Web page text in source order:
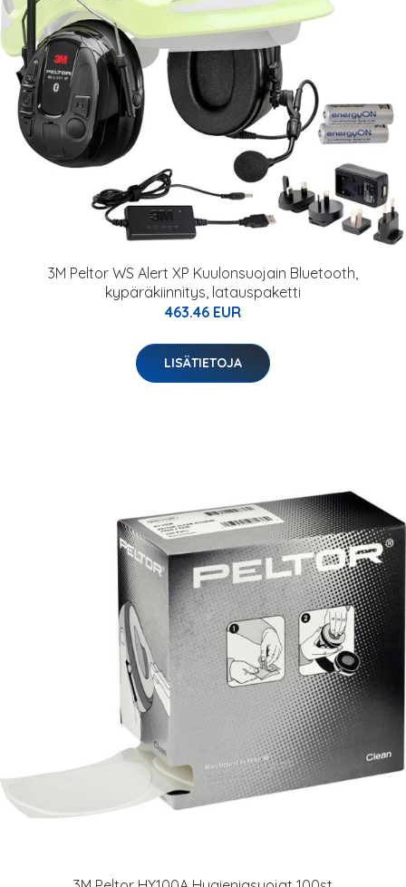
3M Peltor WS Alert XP Kuulonsuojain Bluetooth,
kypäräkiinnitys, latauspaketti
463.46 EUR
LISÄTIETOJA